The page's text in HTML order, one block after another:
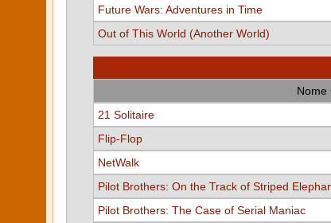
Future Wars: Adventures in Time
Out of This World (Another World)
Nome
21 Solitaire
Flip-Flop
NetWalk
Pilot Brothers: On the Track of Striped
Pilot Brothers: The Case of Serial Maniac